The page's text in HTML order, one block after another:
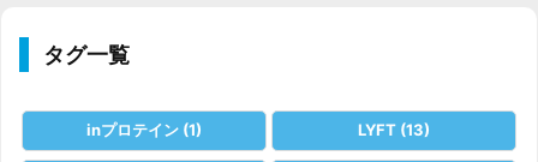
タグ一覧
inプロテイン (1) LYFT (13)